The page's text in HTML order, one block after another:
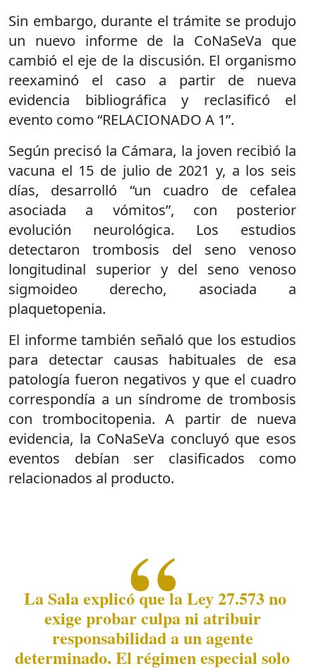
Sin embargo, durante el trámite se produjo
un nuevo informe de la CoNaSeVa que
cambió el eje de la discusión. El organismo
reexaminó el caso a partir de nueva
evidencia bibliográfica y reclasificó el
evento como “RELACIONADO A 1”.
Según precisó la Cámara, la joven recibió la
vacuna el 15 de julio de 2021 y, a los seis
días, desarrolló “un cuadro de cefalea
asociada a vómitos”, con posterior
evolución neurológica. Los estudios
detectaron trombosis del seno venoso
longitudinal superior y del seno venoso
sigmoideo derecho, asociada a
plaquetopenia.
El informe también señaló que los estudios
para detectar causas habituales de esa
patología fueron negativos y que el cuadro
correspondía a un síndrome de trombosis
con trombocitopenia. A partir de nueva
evidencia, la CoNaSeVa concluyó que esos
eventos debían ser clasificados como
relacionados al producto.
La Sala explicó que la Ley 27.573 no
exige probar culpa ni atribuir
responsabilidad a un agente
determinado. El régimen especial solo